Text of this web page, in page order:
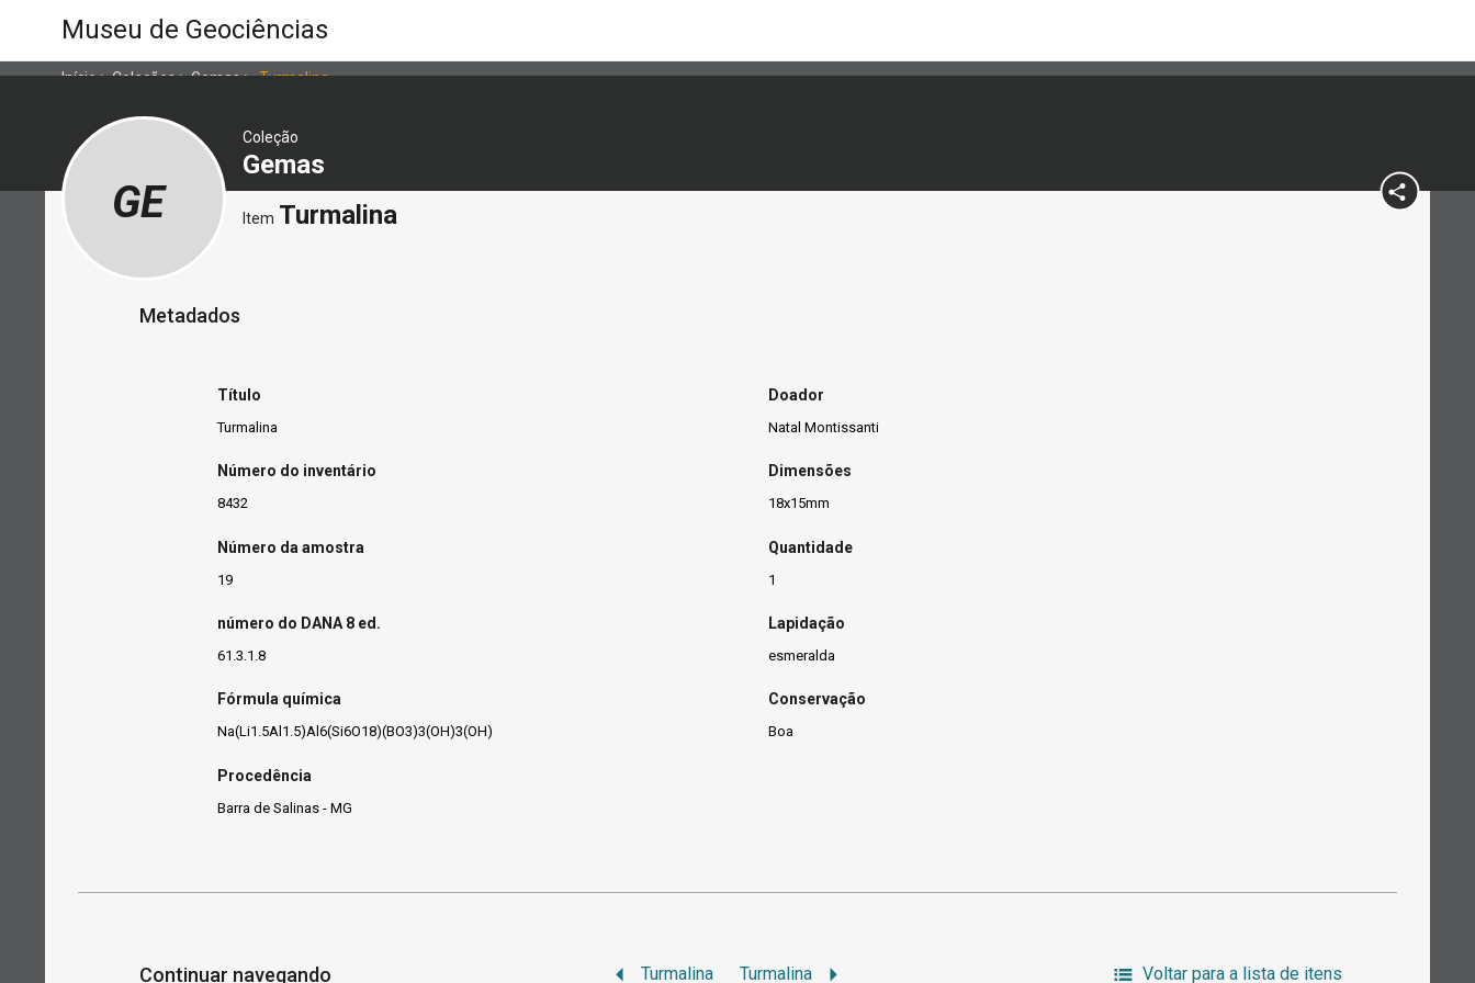
Museu de Geociências
Início>Coleções>Gemas>Turmalina
Coleção
Gemas
GE Item Turmalina
Metadados
Título
Turmalina
Número do inventário
8432
Número da amostra
19
número do DANA 8 ed.
61.3.1.8
Fórmula química
Na(Li1.5Al1.5)Al6(Si6O18)(BO3)3(OH)3(OH)
Procedência
Barra de Salinas - MG
Doador
Natal Montissanti
Dimensões
18x15mm
Quantidade
1
Lapidação
esmeralda
Conservação
Boa
Continuar navegando Turmalina Turmalina Voltar para a lista de itens